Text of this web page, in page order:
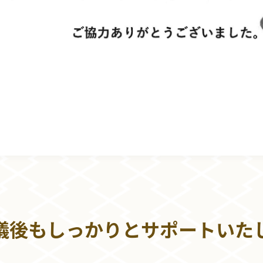
後もしっかりとサポートいた